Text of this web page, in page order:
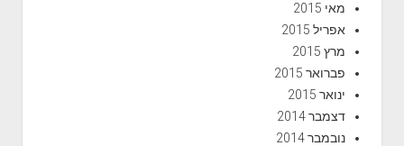
מאי 2015
אפריל 2015
מרץ 2015
פברואר 2015
ינואר 2015
דצמבר 2014
נובמבר 2014